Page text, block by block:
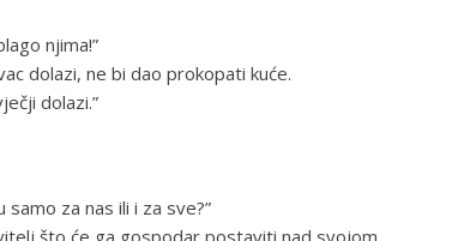
njima!”
dolazi, ne bi dao prokopati kuće.
dolazi.”
za nas ili i za sve?”
što će ga gospodar postaviti nad svojom